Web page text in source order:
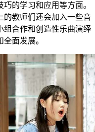
的学习和应用等方面。
的教师们还会加入一些音
组合作和创造性乐曲演绎
面发展。